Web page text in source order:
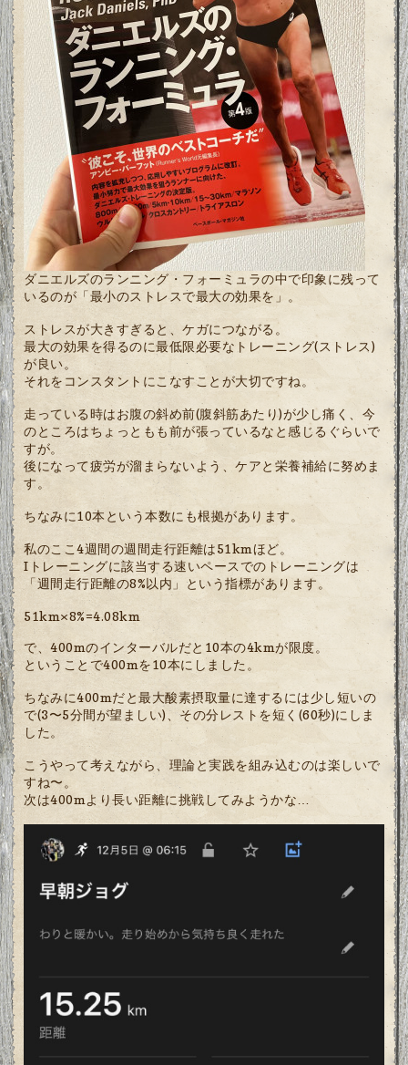
ダニエルズのランニング・フォーミュラの中で印象に残って
いるのが「最小のストレスで最大の効果を」。
ストレスが大きすぎると、ケガにつながる。
最大の効果を得るのに最低限必要なトレーニング(ストレス)
が良い。
それをコンスタントにこなすことが大切ですね。
走っている時はお腹の斜め前(腹斜筋あたり)が少し痛く、今
のところはちょっともも前が張っているなと感じるぐらいで
すが。
後になって疲労が溜まらないよう、ケアと栄養補給に努めま
す。
ちなみに10本という本数にも根拠があります。
私のここ4週間の週間走行距離は51kmほど。
Iトレーニングに該当する速いペースでのトレーニングは
「週間走行距離の8%以内」という指標があります。
51km×8%=4.08km
で、400mのインターバルだと10本の4kmが限度。
ということで400mを10本にしました。
ちなみに400mだと最大酸素摂取量に達するには少し短いの
で(3〜5分間が望ましい)、その分レストを短く(60秒)にしま
した。
こうやって考えながら、理論と実践を組み込むのは楽しいで
すね〜。
次は400mより長い距離に挑戦してみようかな…